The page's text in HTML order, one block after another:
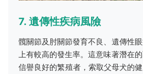
7. 遺傳性疾病風險
髖關節及肘關節發育不良、遺傳性
上有較高的發生率。這意味著潛在的
信譽良好的繁殖者，索取父母犬的